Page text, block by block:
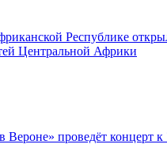
Республике
Центральной Африки
Вероне» проведёт концерт